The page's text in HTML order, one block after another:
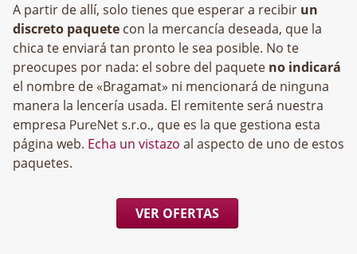
A partir de allí, solo tienes que esperar a recibir un
discreto paquete con la mercancía deseada, que la
chica te enviará tan pronto le sea posible. No te
preocupes por nada: el sobre del paquete no indicará
el nombre de «Bragamat» ni mencionará de ninguna
manera la lencería usada. El remitente será nuestra
empresa
, que es la que gestiona esta
página web. Echa un vistazo al aspecto de uno de estos
paquetes.
VER OFERTAS